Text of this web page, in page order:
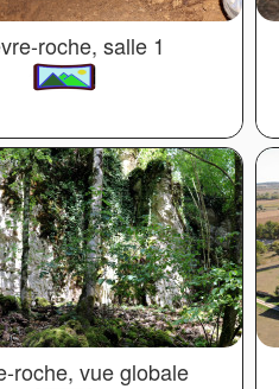
roche, salle 1
roche, vue globale